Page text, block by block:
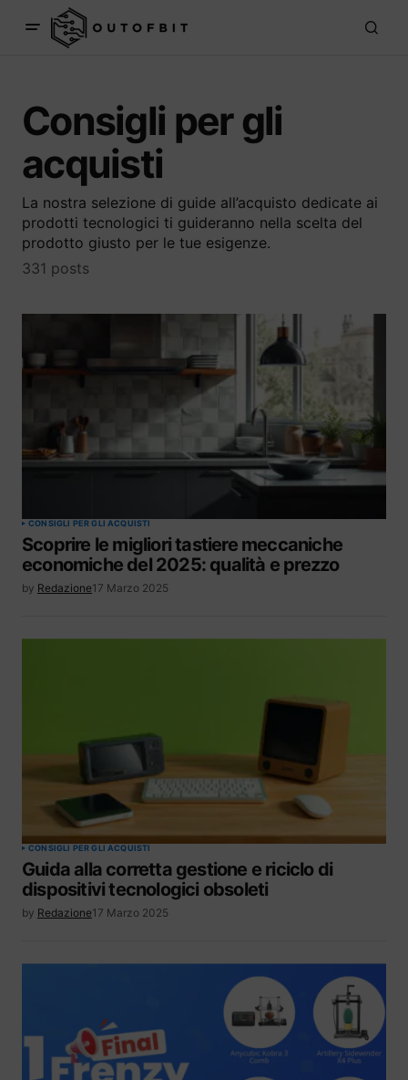
Consigli per gli
acquisti
La nostra selezione di guide all’acquisto dedicate ai
prodotti tecnologici ti guideranno nella scelta del
prodotto giusto per le tue esigenze.
331 posts
CONSIGLI PER GLI ACQUISTI
Scoprire le migliori tastiere meccaniche
economiche del 2025: qualità e prezzo
by Redazione17 Marzo 2025
CONSIGLI PER GLI ACQUISTI
Guida alla corretta gestione e riciclo di
dispositivi tecnologici obsoleti
by Redazione17 Marzo 2025